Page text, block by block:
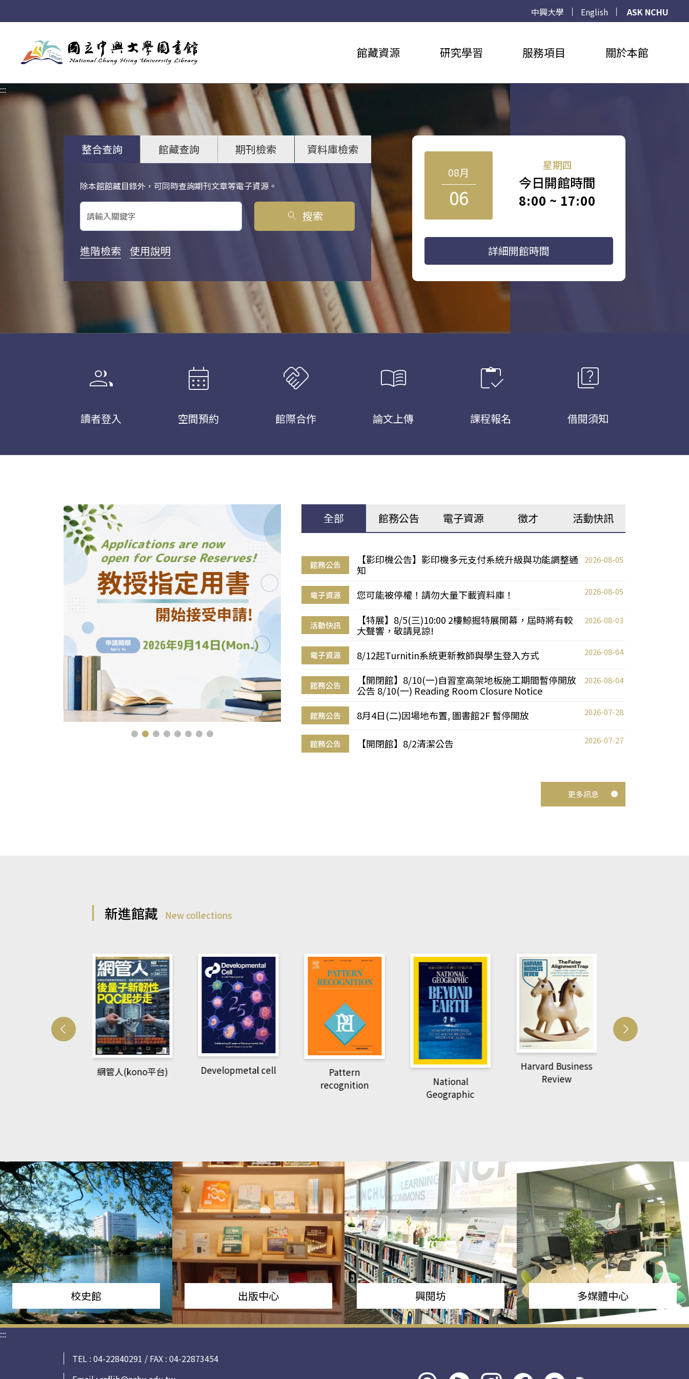
中興大學 English
ASK NCHU
館藏資源 研究學習 服務項目 關於本館
:::
整合查詢 館藏查詢 期刊檢索 資料庫檢索
除本館館藏目錄外，可同時查詢期刊文章等電子資源。
關鍵字搜尋
search 搜索
進階檢索 使用說明
08月
06
星期四
今日開館時間
8:00 ~ 17:00
詳細開館時間
group
讀者登入
calendar_month
空間預約
handshake
館際合作
menu_book
論文上傳
inventory
課程報名
quiz
借閱須知
全部 館務公告 電子資源 徵才 活動快訊
館務公告
【影印機公告】影印機多元支付系統升級與功能調整通
知
2026-08-05
電子資源 您可能被停權！請勿大量下載資料庫！ 2026-08-05
活動快訊
【特展】8/5(三)10:00 2樓鯨掘特展開幕，屆時將有較
大聲響，敬請見諒!
2026-08-03
電子資源 8/12起Turnitin系統更新教師與學生登入方式 2026-08-04
館務公告
【開閉館】8/10(一)自習室高架地板施工期間暫停開放
公告 8/10(一) Reading Room Closure Notice
2026-08-04
館務公告 8月4日(二)因場地布置, 圖書館2F 暫停開放 2026-07-28
館務公告 【開閉館】8/2清潔公告 2026-07-27
更多訊息
新進館藏 New collections
網管人(kono平台) Developmetal cell
Pattern
recognition
National
Geographic
Harvard Business
Review
校史館 出版中心 興閱坊 多媒體中心
:::
TEL : 04-22840291 / FAX : 04-22873454